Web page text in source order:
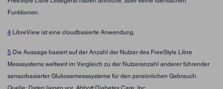
Funktionen.
4 LibreView ist eine cloudbasierte Anwendung.
5 Die Aussage basiert auf der Anzahl der Nutzer des FreeStyle Libre
Messsystems weltweit im Vergleich zu der Nutzeranzahl anderer führender
sensorbasierter Glukosemesssysteme für den persönlichen Gebrauch.